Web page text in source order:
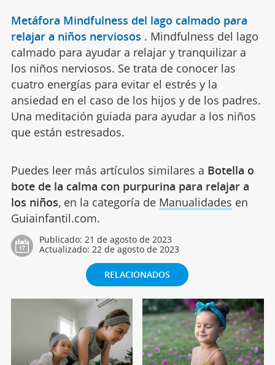
Metáfora Mindfulness del lago calmado para
relajar a niños nerviosos . Mindfulness del lago
calmado para ayudar a relajar y tranquilizar a
los niños nerviosos. Se trata de conocer las
cuatro energías para evitar el estrés y la
ansiedad en el caso de los hijos y de los padres.
Una meditación guiada para ayudar a los niños
que están estresados.
Puedes leer más artículos similares a Botella o
bote de la calma con purpurina para relajar a
los niños, en la categoría de Manualidades en
Guiainfantil.com.
Publicado: 21 de agosto de 2023
Actualizado: 22 de agosto de 2023
RELACIONADOS